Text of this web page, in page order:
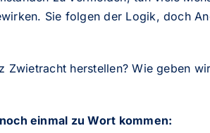
Sie folgen der Logik, doch
Zwietracht herstellen? Wie geben
einmal zu Wort kommen: